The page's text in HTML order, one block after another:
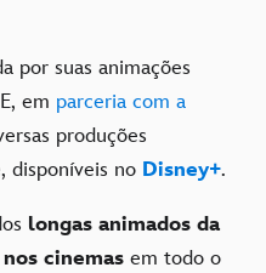
por suas animações
em parceria com a
produções
disponíveis no Disney+.
longas animados da
cinemas em todo o